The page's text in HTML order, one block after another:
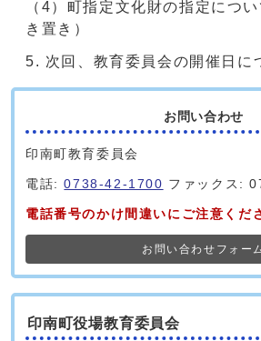
（4）町指定文化財の指定につ
き置き）
次回、教育委員会の開催日に
お問い合わせ
印南町教育委員会
電話:0738-42-1700 ファックス:
電話番号のかけ間違いにご注意くだ
お問い合わせフォー
印南町役場教育委員会